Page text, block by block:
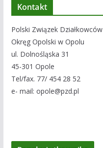
Kontakt
Polski Związek Działkowców
Okręg Opolski w Opolu
ul. Dolnośląska 31
45-301 Opole
Tel/fax. 77/ 454 28 52
e- mail: opole@pzd.pl